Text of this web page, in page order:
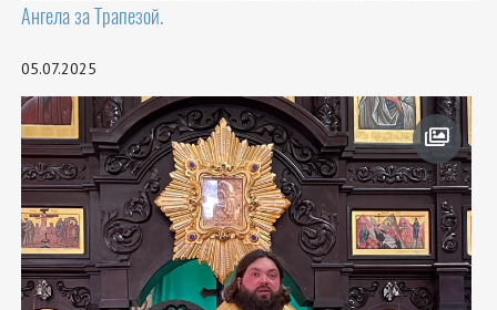
Ангела за Трапезой.
05.07.2025